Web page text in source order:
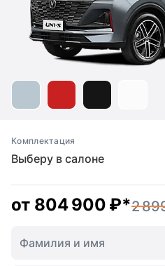
Выберу в салоне
Комплектация
от 804 900 ₽*2